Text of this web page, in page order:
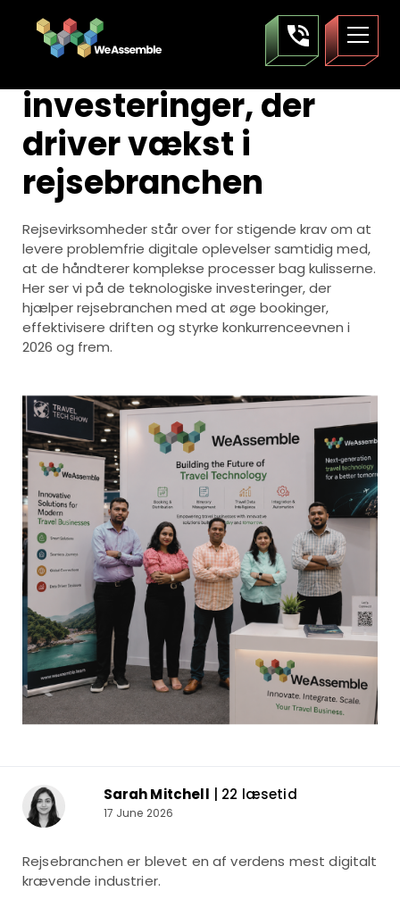
Rejseteknologi i 2026:
De digitale
investeringer, der
driver vækst i
rejsebranchen
Rejsevirksomheder står over for stigende krav om at
levere problemfrie digitale oplevelser samtidig med,
at de håndterer komplekse processer bag kulisserne.
Her ser vi på de teknologiske investeringer, der
hjælper rejsebranchen med at øge bookinger,
effektivisere driften og styrke konkurrenceevnen i
2026 og frem.
Sarah Mitchell | 22 læsetid
17 June 2026
Rejsebranchen er blevet en af verdens mest digitalt
krævende industrier.